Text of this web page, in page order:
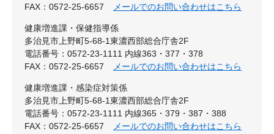
FAX：0572-25-6657
メールでのお問い合わせはこちら
健康増進課・保健指導係
多治見市上野町5-68-1東濃西部総合庁舎2F
電話番号：0572-23-1111 内線363・377・378
FAX：0572-25-6657
メールでのお問い合わせはこちら
健康増進課・感染症対策係
多治見市上野町5-68-1東濃西部総合庁舎2F
電話番号：0572-23-1111 内線365・379・387・388
FAX：0572-25-6657
メールでのお問い合わせはこちら